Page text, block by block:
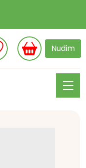
Nudim